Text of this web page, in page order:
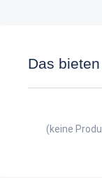
Das
(keine